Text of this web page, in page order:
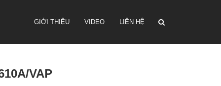
GIỚI THIỆU VIDEO LIÊN HỆ
VAP